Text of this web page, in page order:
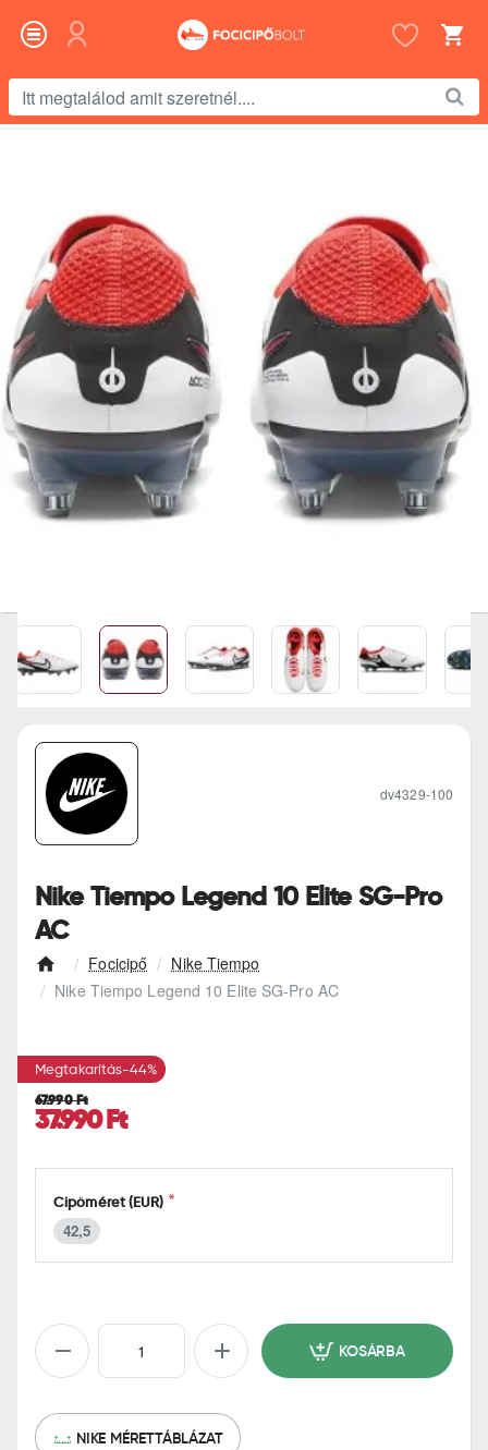
megtalálod
o
e
Focicipő
Nike Tiempo
Nike Tiempo Legend 10 Elite SG-Pro AC
Nike Tiempo Legend 10 Elite SG-Pro
AC
dv4329-100
Megtakarítás-44%
37.990 Ft
67.990 Ft
Cipőméret (EUR)
42,5
KOSÁRBA
NIKE MÉRETTÁBLÁZAT